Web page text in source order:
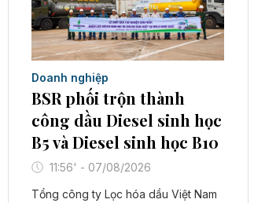
Doanh nghiệp
BSR phối trộn thành
công dầu Diesel sinh học
B5 và Diesel sinh học B10
11:56' - 07/08/2026
Tổng công ty Lọc hóa dầu Việt Nam